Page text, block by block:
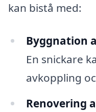
kan bistå med:
Byggnation
En snickare
avkoppling
Renovering